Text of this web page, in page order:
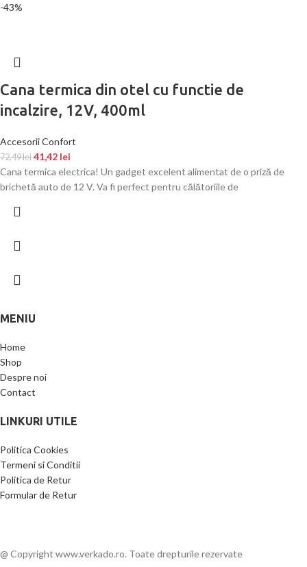
-43%
Cana termica din otel cu functie de
incalzire, 12V, 400ml
Accesorii Confort
72,49lei 41,42 lei
Cana termica electrica! Un gadget excelent alimentat de o priză de
brichetă auto de 12 V. Va fi perfect pentru călătoriile de
MENIU
Home
Shop
Despre noi
Contact
LINKURI UTILE
Politica Cookies
Termeni si Conditii
Politica de Retur
Formular de Retur
@ Copyright www.verkado.ro. Toate drepturile rezervate